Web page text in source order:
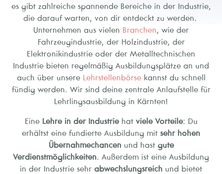
es gibt zahlreiche spannende Bereiche in der Industrie,
die darauf warten, von dir entdeckt zu werden.
Unternehmen aus vielen Branchen, wie der
Fahrzeugindustrie, der Holzindustrie, der
Elektronikindustrie oder der Metalltechnischen
Industrie bieten regelmäßig Ausbildungsplätze an und
auch über unsere Lehrstellenbörsekannst du schnell
fündig werden. Wir sind deine zentrale Anlaufstelle für
Lehrlingsausbildung in Kärnten!
Eine Lehre in der Industriehat viele Vorteile: Du
erhältst eine fundierte Ausbildung mit sehr hohen
Übernahmechancen und hast gute
Verdienstmöglichkeiten. Außerdem ist eine Ausbildung
in der Industrie sehr abwechslungsreich und bietet